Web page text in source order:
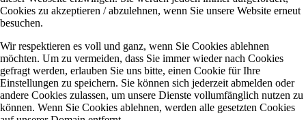
Cookies zu akzeptieren / abzulehnen, wenn Sie unsere Website erneut
besuchen.
Wir respektieren es voll und ganz, wenn Sie Cookies ablehnen
möchten. Um zu vermeiden, dass Sie immer wieder nach Cookies
gefragt werden, erlauben Sie uns bitte, einen Cookie für Ihre
Einstellungen zu speichern. Sie können sich jederzeit abmelden oder
andere Cookies zulassen, um unsere Dienste vollumfänglich nutzen zu
können. Wenn Sie Cookies ablehnen, werden alle gesetzten Cookies